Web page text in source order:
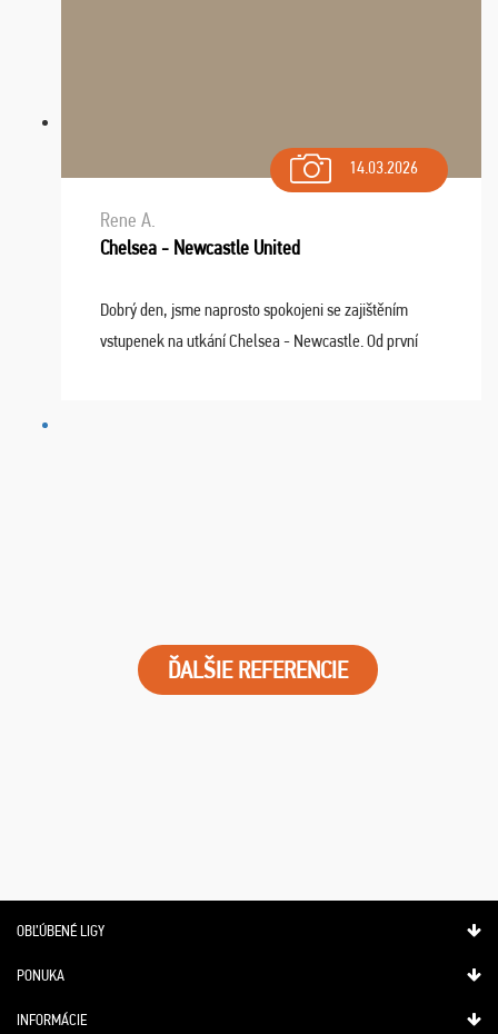
14.03.2026
Rene A.
Chelsea - Newcastle United
Dobrý den, jsme naprosto spokojeni se zajištěním
vstupenek na utkání Chelsea - Newcastle. Od první
ĎALŠIE REFERENCIE
OBĽÚBENÉ LIGY
PONUKA
INFORMÁCIE